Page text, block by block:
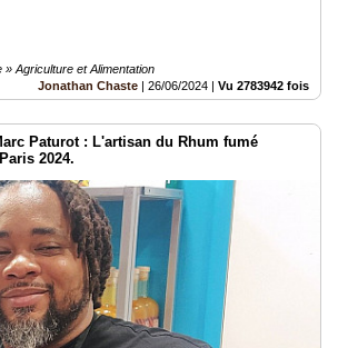
» Agriculture et Alimentation
Jonathan Chaste | 26/06/2024 | Vu 2783942 fois
Paturot : L'artisan du Rhum fumé
2024.